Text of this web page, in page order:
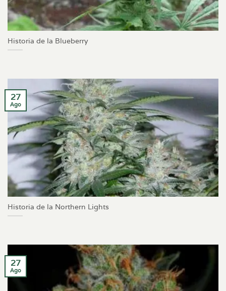
Historia de la Blueberry
Historia de la Northern Lights
27
Ago
27
Ago